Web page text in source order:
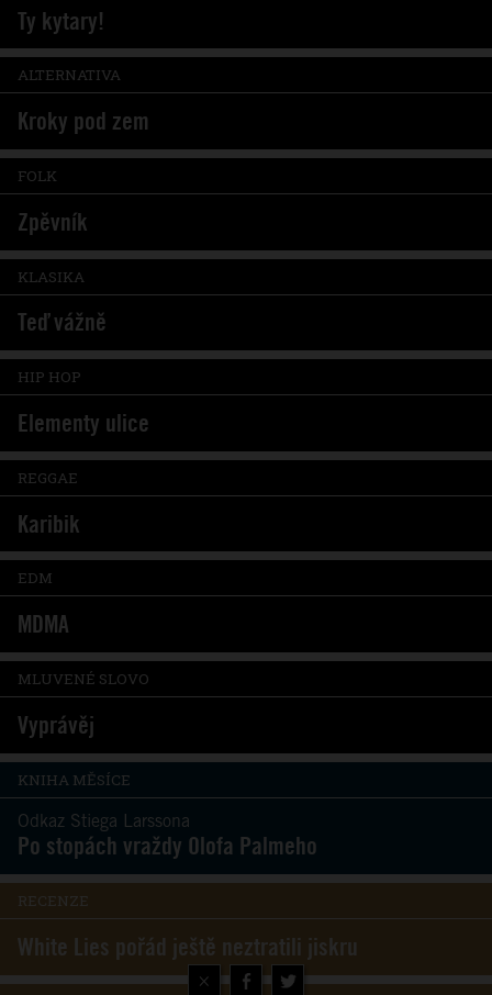
×
Ty kytary!
ALTERNATIVA
Kroky pod zem
FOLK
Zpěvník
KLASIKA
Teď vážně
HIP HOP
Elementy ulice
REGGAE
Karibik
EDM
MDMA
MLUVENÉ SLOVO
Vyprávěj
KNIHA MĚSÍCE
Odkaz Stiega Larssona
Po stopách vraždy Olofa Palmeho
RECENZE
White Lies pořád ještě neztratili jiskru